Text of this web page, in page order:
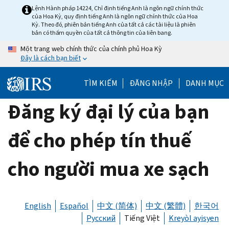
Lệnh Hành pháp 14224, Chỉ định tiếng Anh là ngôn ngữ chính thức
của Hoa Kỳ, quy định tiếng Anh là ngôn ngữ chính thức của Hoa
Kỳ. Theo đó, phiên bản tiếng Anh của tất cả các tài liệu là phiên
bản có thẩm quyền của tất cả thông tin của liên bang.
Một trang web chính thức của chính phủ Hoa Kỳ
Đây là cách bạn biết
TÌM KIẾM ĐĂNG NHẬP DANH MỤC
Đăng ký đại lý của bạn
để cho phép tín thuế
cho người mua xe sạch
English Español 中文 (简体) 中文 (繁體)
한국어
Русский
Tiếng Việt Kreyòl ayisyen